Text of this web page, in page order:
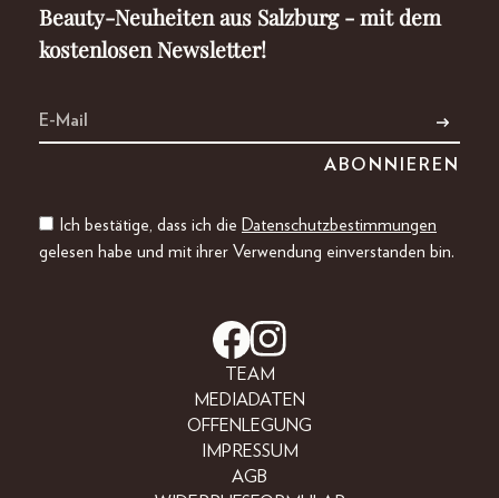
Beauty-Neuheiten aus Salzburg - mit dem
kostenlosen Newsletter!
Ich bestätige, dass ich die Datenschutzbestimmungen
gelesen habe und mit ihrer Verwendung einverstanden bin.
TEAM
MEDIADATEN
OFFENLEGUNG
IMPRESSUM
AGB